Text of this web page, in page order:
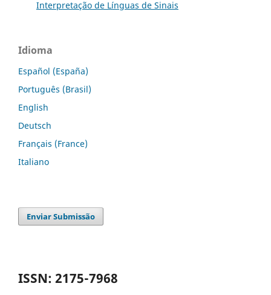
Interpretação de Línguas de Sinais
Idioma
Español (España)
Português (Brasil)
English
Deutsch
Français (France)
Italiano
Enviar Submissão
ISSN: 2175-7968